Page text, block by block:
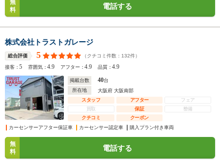
無
料
電話する
株式会社トラストガレージ
総合評価 5 （クチコミ件数： 132件）
接客：5 雰囲気：4.9 アフター：4.9 品質：4.9
掲載台数 40台
所在地
大阪府 大阪南部
スタッフ
アフター
フェア
買取
保証
整備
クチコミ
クーポン
カーセンサーアフター保証車
カーセンサー認定車 購入プラン付き車両
無
料
電話する